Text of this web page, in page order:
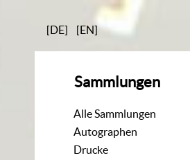
[DE] [EN]
Sammlungen
Alle Sammlungen
Autographen
Drucke